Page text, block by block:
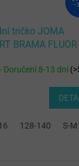
tričko JOMA
BRAMA FLUOR
Doručení 8-13 dní(
128-140 S-M